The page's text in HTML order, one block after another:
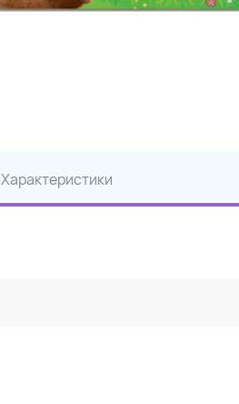
Характеристики